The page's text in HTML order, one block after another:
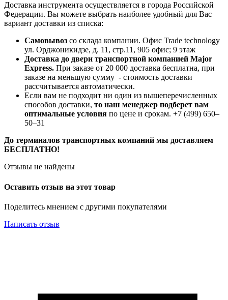
Доставка инструмента осуществляется в города Российской
Федерации. Вы можете выбрать наиболее удобный для Вас
вариант доставки из списка:
Самовывоз со склада компании. Офис Trade technology
ул. Орджоникидзе, д. 11, стр.11, 905 офис; 9 этаж
Доставка до двери транспортной компанией Major
Express. При заказе от 20 000 доставка бесплатна, при
заказе на меньшую сумму - стоимость доставки
рассчитывается автоматически.
Если вам не подходит ни один из вышеперечисленных
способов доставки, то наш менеджер подберет вам
оптимальные условия по цене и срокам. +7 (499) 650‒
50‒31
До терминалов транспортных компаний мы доставляем
БЕСПЛАТНО!
Отзывы не найдены
Оставить отзыв на этот товар
Поделитесь мнением с другими покупателями
Написать отзыв